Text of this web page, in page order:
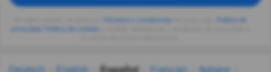
privacidad
Deutsch English Español Français
Italiano